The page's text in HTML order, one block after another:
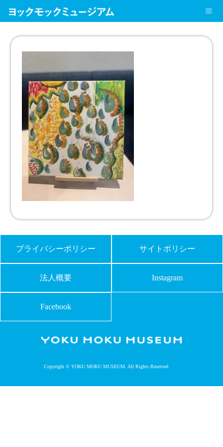
プライバシーポリシー サイトポリシー
法人概要 Instagram
Facebook
Copyright © YOKU MOKU MUSEUM. All Rights Reserved.